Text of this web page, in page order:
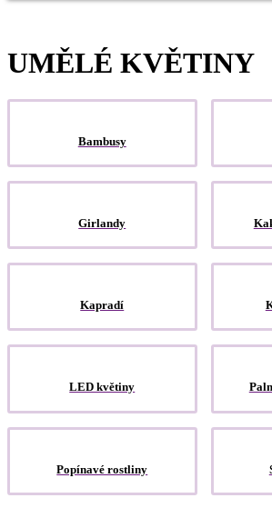
UMĚLÉ KVĚTINY
Bambusy
Girlandy
Kapradí
LED květiny
Popínavé rostliny